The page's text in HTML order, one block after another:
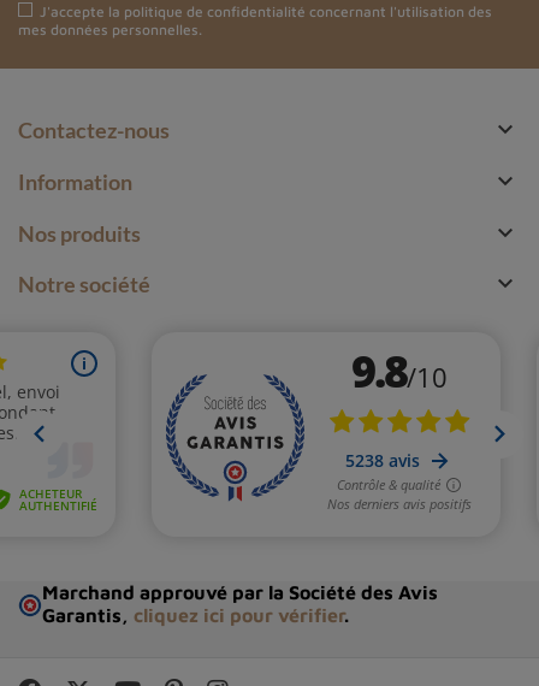
J'accepte la politique de confidentialité concernant l'utilisation des
mes données personnelles.
Contactez-nous 
Information 
Nos produits 
Notre société 
Marchand approuvé par la Société des Avis
Garantis, cliquez ici pour vérifier.